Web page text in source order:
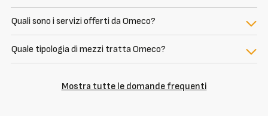
Quali sono i servizi offerti da Omeco?
Quale tipologia di mezzi tratta Omeco?
Mostra tutte le domande frequenti